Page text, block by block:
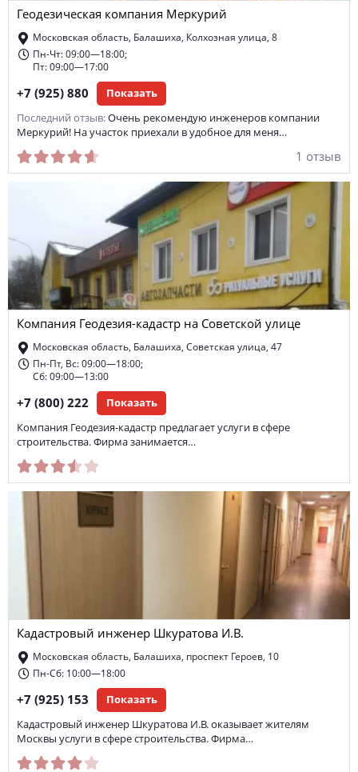
Геодезическая компания Меркурий
Московская область, Балашиха, Колхозная улица, 8
Пн-Чт: 09:00—18:00;
Пт: 09:00—17:00
+7 (925) 880 Показать
Последний отзыв: Очень рекомендую инженеров компании
Меркурий! На участок приехали в удобное для меня…
1 отзыв
Компания Геодезия-кадастр на Советской улице
Московская область, Балашиха, Советская улица, 47
Пн-Пт, Вс: 09:00—18:00;
Сб: 09:00—13:00
+7 (800) 222 Показать
Компания Геодезия-кадастр предлагает услуги в сфере
строительства. Фирма занимается…
Кадастровый инженер Шкуратова И.В.
Московская область, Балашиха, проспект Героев, 10
Пн-Сб: 10:00—18:00
+7 (925) 153 Показать
Кадастровый инженер Шкуратова И.В. оказывает жителям
Москвы услуги в сфере строительства. Фирма…